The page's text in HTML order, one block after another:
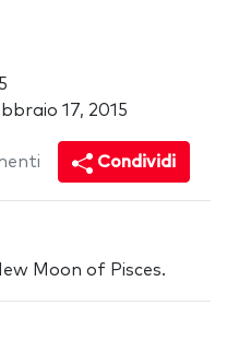
17, 2015
Condividi
Moon of Pisces.